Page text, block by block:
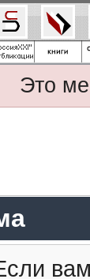
Это